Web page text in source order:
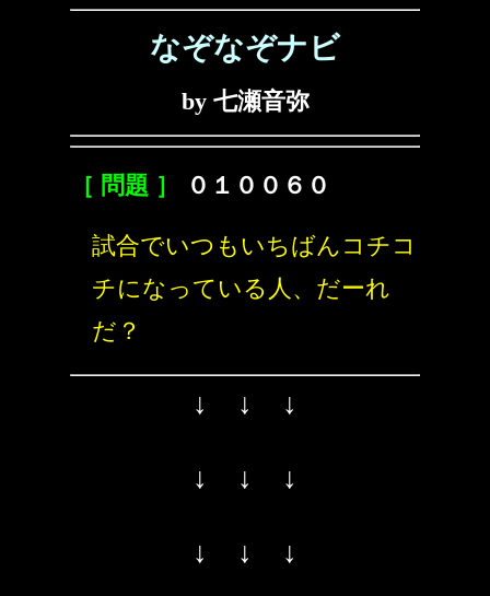
なぞなぞナビ
by 七瀬音弥
［ 問題 ］ ０１００６０
試合でいつもいちばんコチコ
チになっている人、だーれ
だ？
↓ ↓ ↓
↓ ↓ ↓
↓ ↓ ↓